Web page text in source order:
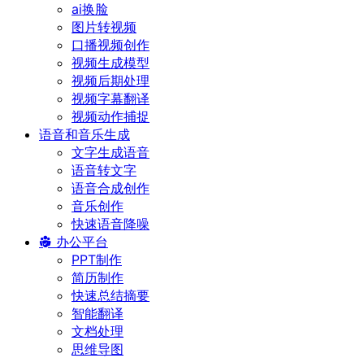
ai换脸
图片转视频
口播视频创作
视频生成模型
视频后期处理
视频字幕翻译
视频动作捕捉
语音和音乐生成
文字生成语音
语音转文字
语音合成创作
音乐创作
快速语音降噪
办公平台
PPT制作
简历制作
快速总结摘要
智能翻译
文档处理
思维导图